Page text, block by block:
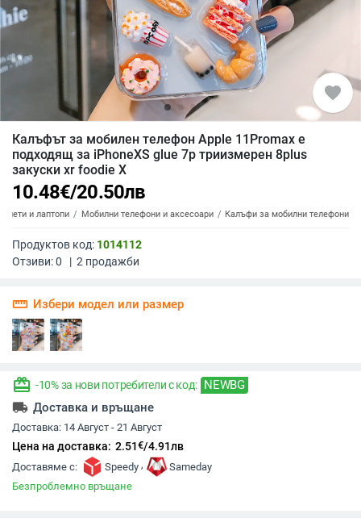
favorite
Калъфът за мобилен телефон Apple 11Promax е
подходящ за iPhoneXS glue 7p триизмерен 8plus
закуски xr foodie X
10.48€/20.50лв
и лаптопи Мобилни телефони и аксесоари Калъфи за мобилни телефони
Продуктов код: 1014112
Отзиви:0 | 2 продажби
straighten Избери модел или размер
redeem -10% за нови потребители с код: NEWBG
local_shipping Доставка и връщане
Доставка: 14 Август - 21 Август
Цена на доставка: 2.51€/4.91лв
Доставяме с: Speedy ,
Sameday
Безпроблемно връщане